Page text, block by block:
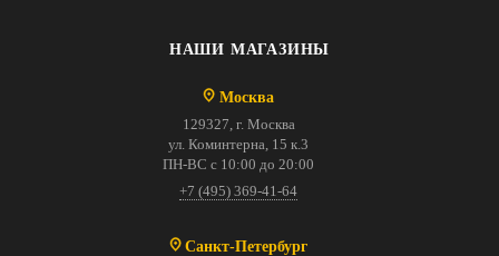
НАШИ МАГАЗИНЫ
Москва
129327, г. Москва
ул. Коминтерна, 15 к.3
ПН-ВС с 10:00 до 20:00
+7 (495) 369-41-64
Санкт-Петербург